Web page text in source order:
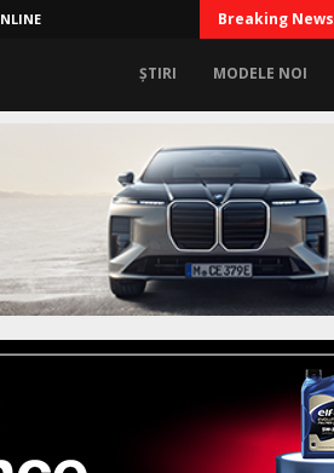
Breaking News
ȘTIRI MODELE NOI